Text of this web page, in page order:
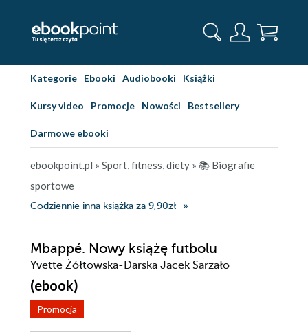
Kategorie Ebooki Audiobooki Książki
Kursy video Promocje Nowości Bestsellery
Darmowe ebooki
ebookpoint.pl » Sport, fitness, diety » 📚 Biografie
sportowe
Codziennie inna książka za 9,90zł
Mbappé. Nowy książę futbolu
Yvette Żółtowska-Darska Jacek Sarzało
(ebook)
Promocja